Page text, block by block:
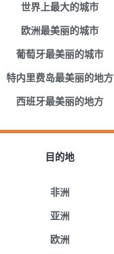
世界上最大的城市
欧洲最美丽的城市
葡萄牙最美丽的城市
特内里费岛最美丽的地方
西班牙最美丽的地方
目的地
非洲
亚洲
欧洲